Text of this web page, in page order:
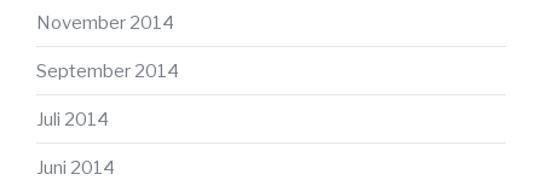
November 2014
September 2014
Juli 2014
Juni 2014